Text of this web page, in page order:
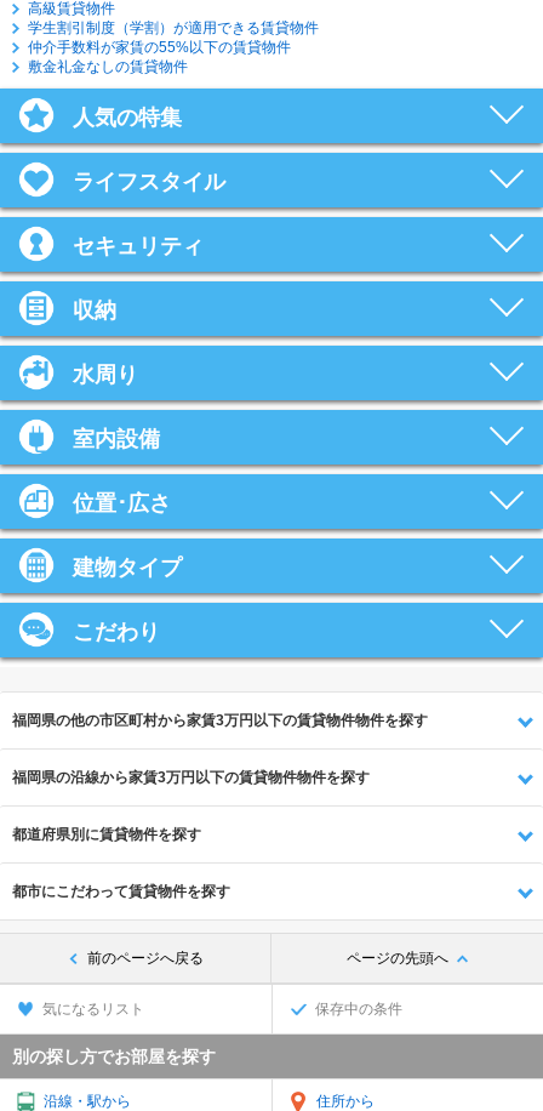
高級賃貸物件
学生割引制度（学割）が適用できる賃貸物件
仲介手数料が家賃の55%以下の賃貸物件
敷金礼金なしの賃貸物件
人気の特集
ライフスタイル
セキュリティ
収納
水周り
室内設備
位置･広さ
建物タイプ
こだわり
福岡県の他の市区町村から家賃3万円以下の賃貸物件物件を探す
福岡県の沿線から家賃3万円以下の賃貸物件物件を探す
都道府県別に賃貸物件を探す
都市にこだわって賃貸物件を探す
前のページへ戻る ページの先頭へ
気になるリスト 保存中の条件
別の探し方でお部屋を探す
沿線・駅から 住所から